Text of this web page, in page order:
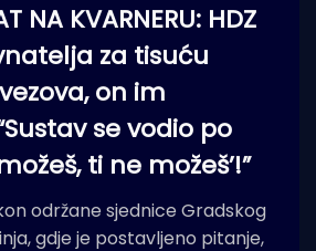
NA KVARNERU: HDZ
za tisuću
on im
se vodio po
ti ne možeš’!”
održane sjednice Gradskog
gdje je postavljeno pitanje,